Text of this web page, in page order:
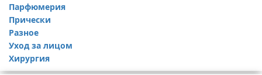
Парфюмерия
Прически
Разное
Уход за лицом
Хирургия